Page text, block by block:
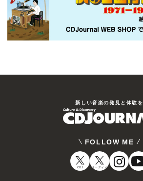
新しい⾳楽の発⾒と体験を
FOLLOW ME
CDJ オーディオ